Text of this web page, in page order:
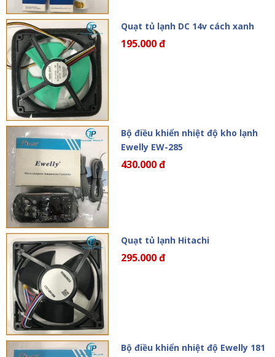
Quạt tủ lạnh DC 14v cách xanh
195.000 đ
Bộ điều khiển nhiệt độ kho lạnh
Ewelly EW-285
430.000 đ
Quạt tủ lạnh Hitachi
295.000 đ
Bộ điều khiển nhiệt độ Ewelly 181